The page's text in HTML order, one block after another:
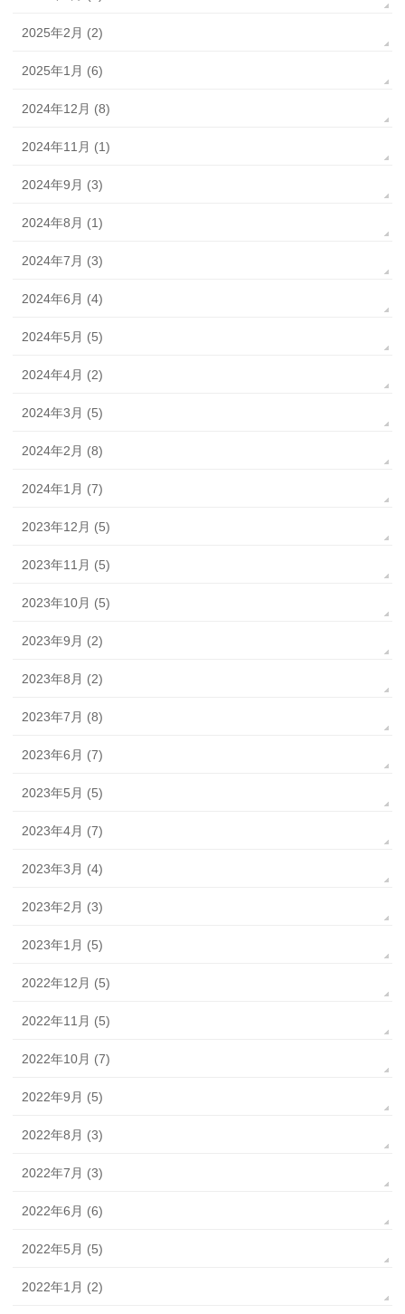
2025年2月 (2)
2025年1月 (6)
2024年12月 (8)
2024年11月 (1)
2024年9月 (3)
2024年8月 (1)
2024年7月 (3)
2024年6月 (4)
2024年5月 (5)
2024年4月 (2)
2024年3月 (5)
2024年2月 (8)
2024年1月 (7)
2023年12月 (5)
2023年11月 (5)
2023年10月 (5)
2023年9月 (2)
2023年8月 (2)
2023年7月 (8)
2023年6月 (7)
2023年5月 (5)
2023年4月 (7)
2023年3月 (4)
2023年2月 (3)
2023年1月 (5)
2022年12月 (5)
2022年11月 (5)
2022年10月 (7)
2022年9月 (5)
2022年8月 (3)
2022年7月 (3)
2022年6月 (6)
2022年5月 (5)
2022年1月 (2)